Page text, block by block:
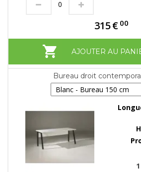
315€ 00
AJOUTER AU
Bureau droit